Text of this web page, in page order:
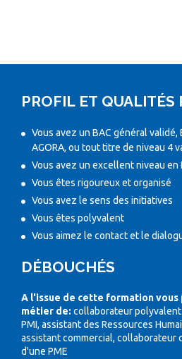
PROFIL ET QUALITÉS
Vous avez un BAC général
AGORA, ou tout titre de niveau 4
Vous avez un excellent niveau en
Vous êtes rigoureux et organisé
Vous avez le sens des initiatives
Vous êtes polyvalent
Vous aimez le contact et le
DÉBOUCHÉS
A l'issue de cette formation
métier de: collaborateur polyvalent
PMI, assistant des Ressources
assistant commercial, collaborateur
d'une PME